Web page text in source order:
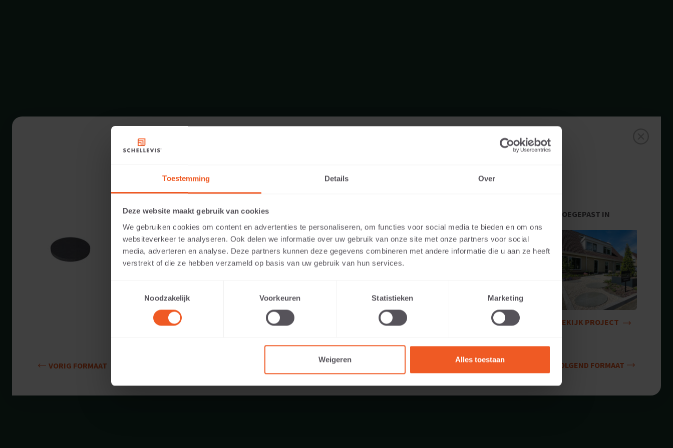
Toestemming Details Over
Deze website maakt gebruik van cookies
We gebruiken cookies om content en advertenties te personaliseren, om functies voor social media te bieden en om ons
websiteverkeer te analyseren. Ook delen we informatie over uw gebruik van onze site met onze partners voor social
media, adverteren en analyse. Deze partners kunnen deze gegevens combineren met andere informatie die u aan ze heeft
verstrekt of die ze hebben verzameld op basis van uw gebruik van hun services.
Noodzakelijk
Voorkeuren Statistieken Marketing
Weigeren Alles toestaan
8 CM DIKTE
Beschikbare kleuren:
Toepasbaar voor:
TOEGEPAST IN
BEKIJK PROJECT
VORIG FORMAAT VOLGEND FORMAAT